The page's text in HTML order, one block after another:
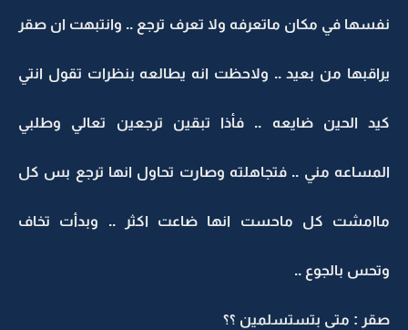
نفسها في مكان ماتعرفه ولا تعرف ترجع .. وانتبهت ان صقر
يراقبها من بعيد .. ولاحظت انه يطالعه بنظرات تقول انتي
كيد الحين ضايعه .. فأذا تبقين ترجعين تعالي وطلبي
المساعه مني .. فتجاهلته وصارت تحاول انها ترجع بس كل
ماامشت كل ماحست انها ضاعت اكثر .. وبدأت تخاف
وتحس بالجوع ..
صقر : متى بتستسلمين ؟؟